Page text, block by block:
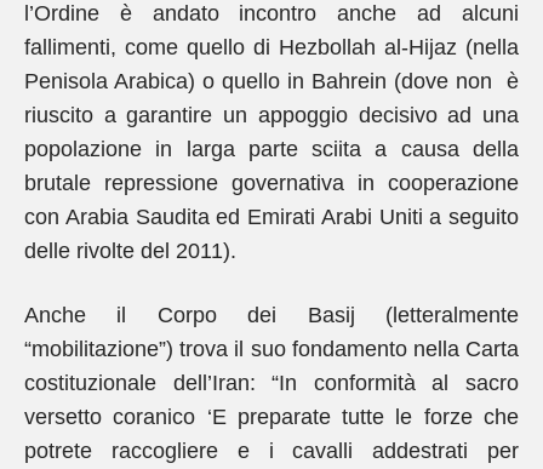
l’Ordine è andato incontro anche ad alcuni
fallimenti, come quello di Hezbollah al-Hijaz (nella
Penisola Arabica) o quello in Bahrein (dove non è
riuscito a garantire un appoggio decisivo ad una
popolazione in larga parte sciita a causa della
brutale repressione governativa in cooperazione
con Arabia Saudita ed Emirati Arabi Uniti a seguito
delle rivolte del 2011).
Anche il Corpo dei Basij (letteralmente
“mobilitazione”) trova il suo fondamento nella Carta
costituzionale dell’Iran: “In conformità al sacro
versetto coranico ‘E preparate tutte le forze che
potrete raccogliere e i cavalli addestrati per